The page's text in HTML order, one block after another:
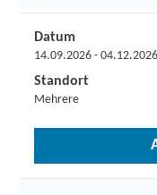
Datum
14.09.2026 - 04.12.2026
Standort
Mehrere